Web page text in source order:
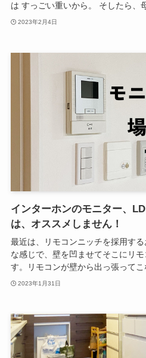
は すっごい重いから。 そしたら、
2023年2月4日
インターホンのモニター、
は、オススメしません！
最近は、リモコンニッチを採用す
な感じで、壁を凹ませてそこにリ
す。リモコンが壁から出っ張ってこ
2023年1月31日